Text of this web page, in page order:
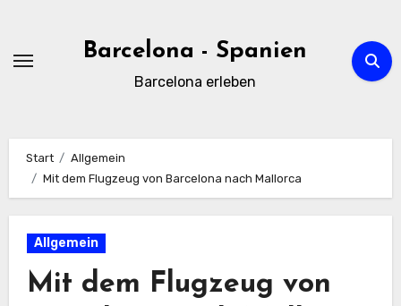
springen
Barcelona - Spanien
Barcelona erleben
Start
Allgemein
Mit dem Flugzeug von Barcelona nach Mallorca
Allgemein
Mit dem Flugzeug von